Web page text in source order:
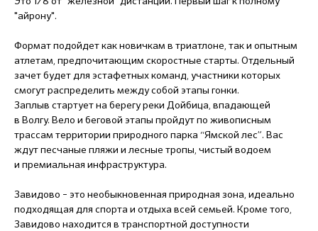
"айрону".
Формат подойдет как новичкам в триатлоне, так и опытным
атлетам, предпочитающим скоростные старты. Отдельный
зачет будет для эстафетных команд, участники которых
смогут распределить между собой этапы гонки.
Заплыв стартует на берегу реки Дойбица, впадающей
в Волгу. Вело и беговой этапы пройдут по живописным
трассам территории природного парка “Ямской лес”. Вас
ждут песчаные пляжи и лесные тропы, чистый водоем
и премиальная инфраструктура.
Завидово – это необыкновенная природная зона, идеально
подходящая для спорта и отдыха всей семьей. Кроме того,
Завидово находится в транспортной доступности